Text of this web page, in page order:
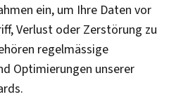
ein, um Ihre Daten vor
Verlust oder Zerstörung zu
regelmässige
Optimierungen unserer